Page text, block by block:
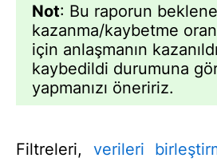
Not: Bu raporun
kazanma/kaybetme
için anlaşmanın
kaybedildi durumuna
yapmanızı öneririz.
Filtreleri, verileri